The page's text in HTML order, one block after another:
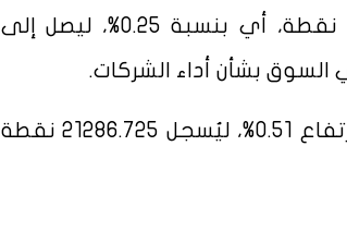
500 تعاملاته بارتفاع بلغ 15.8 نقطة، أي بنسبة 0.25%، ليصل إلى
المجمع بمقدار 108.1 نقطة، بنسبة ارتفاع 0.51%، ليُسجل 21286.725 نقطة